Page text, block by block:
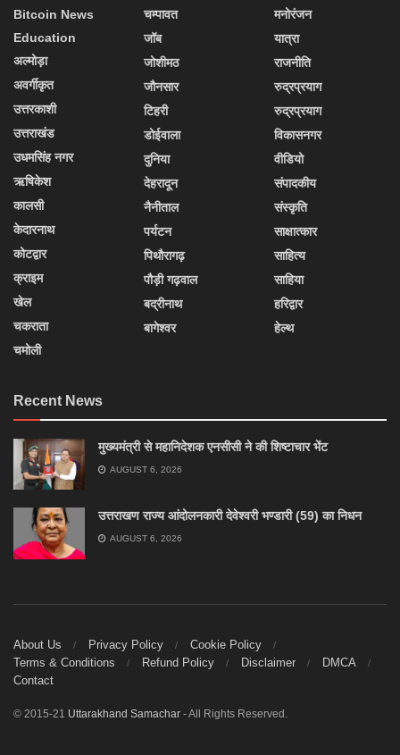
Bitcoin News
Education
अल्मोड़ा
अवर्गीकृत
उत्तरकाशी
उत्तराखंड
उधमसिंह नगर
ऋषिकेश
कालसी
केदारनाथ
कोटद्वार
क्राइम
खेल
चकराता
चमोली
चम्पावत
जॉब
जोशीमठ
जौनसार
टिहरी
डोईवाला
दुनिया
देहरादून
नैनीताल
पर्यटन
पिथौरागढ़
पौड़ी गढ़वाल
बद्रीनाथ
बागेश्वर
मनोरंजन
यात्रा
राजनीति
रुद्रप्रयाग
रुद्रप्रयाग
विकासनगर
वीडियो
संपादकीय
संस्कृति
साक्षात्कार
साहित्य
साहिया
हरिद्वार
हेल्थ
Recent News
मुख्यमंत्री से महानिदेशक एनसीसी ने की शिष्टाचार भेंट
AUGUST 6, 2026
उत्तराखण राज्य आंदोलनकारी देवेश्वरी भण्डारी (59) का निधन
AUGUST 6, 2026
About Us Privacy Policy
Cookie Policy
Terms & Conditions
Refund Policy Disclaimer
DMCA
Contact
© 2015-21 Uttarakhand Samachar - All Rights Reserved.